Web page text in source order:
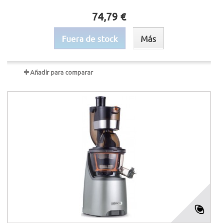
74,79 €
Fuera de stock Más
Añadir para comparar